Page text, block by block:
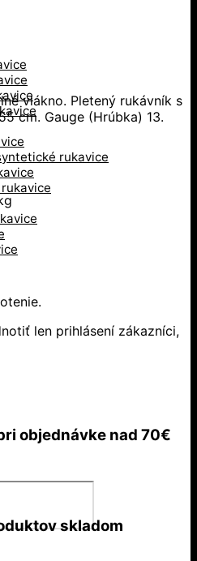
rukavice
vlákno. Pletený rukávník s
cm. Gauge (Hrúbka) 13.
len prihlásení zákazníci,
objednávke nad 70€
skladom